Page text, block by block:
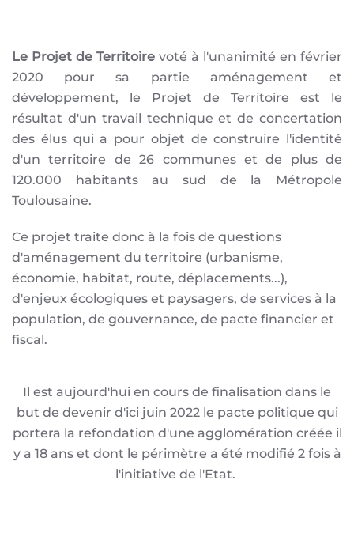
Le Projet de Territoire voté à l'unanimité en février
2020 pour sa partie aménagement et
développement, le Projet de Territoire est le
résultat d'un travail technique et de concertation
des élus qui a pour objet de construire l'identité
d'un territoire de 26 communes et de plus de
120.000 habitants au sud de la Métropole
Toulousaine.
Ce projet traite donc à la fois de questions
d'aménagement du territoire (urbanisme,
économie, habitat, route, déplacements...),
d'enjeux écologiques et paysagers, de services à la
population, de gouvernance, de pacte financier et
fiscal.
Il est aujourd'hui en cours de finalisation dans le
but de devenir d'ici juin 2022 le pacte politique qui
portera la refondation d'une agglomération créée il
y a 18 ans et dont le périmètre a été modifié 2 fois à
l'initiative de l'Etat.